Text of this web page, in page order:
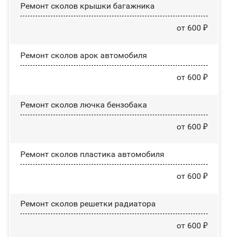
Ремонт сколов крышки багажника
от 600 ₽
Ремонт сколов арок автомобиля
от 600 ₽
Ремонт сколов лючка бензобака
от 600 ₽
Ремонт сколов пластика автомобиля
от 600 ₽
Ремонт сколов решетки радиатора
от 600 ₽